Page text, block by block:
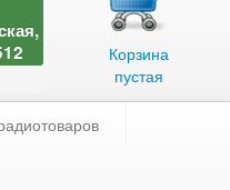
Корзина
пустая